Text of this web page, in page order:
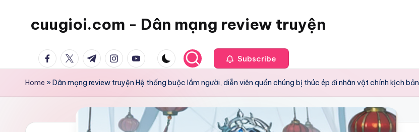
cuugioi.com - Dân mạng review truyện
facebook.com
twitter.com
t.me instagram.com
youtube.com Subscribe
Home »Dân mạng review truyện Hệ thống buộc lầm người, diễn viên quần chúng bị thúc ép đi nhân vật chính kịch bản